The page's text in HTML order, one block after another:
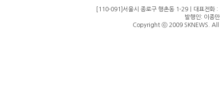
[110-091]서울시 종로구 행촌동 1-29ㅣ대표전
발행인: 이종
Copyright ⓒ 2009 SKNEWS.